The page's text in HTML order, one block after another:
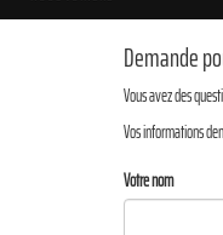
Demande
Vous avez des
Vos informations
Votre nom